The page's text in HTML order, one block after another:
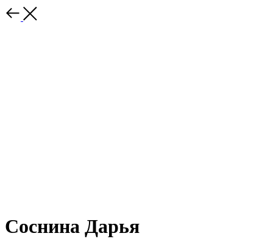
Соснина Дарья